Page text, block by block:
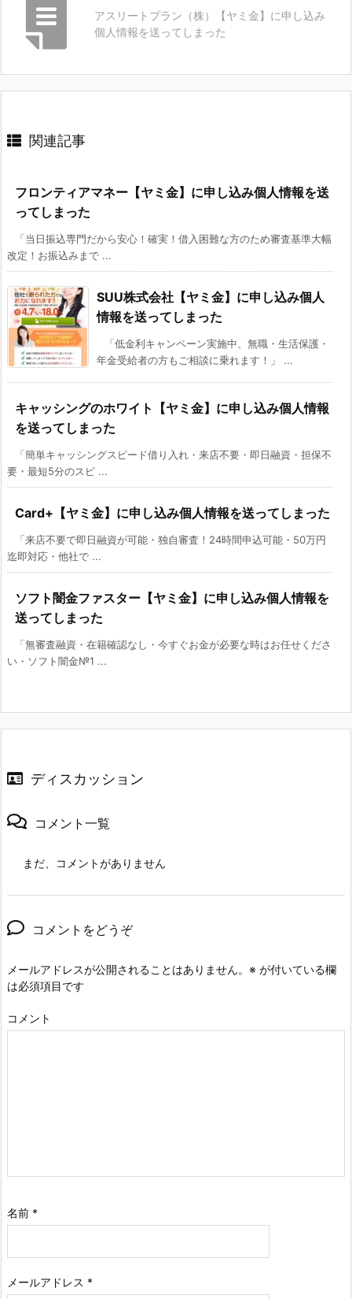
アスリートプラン（株）【ヤミ金】に申し込み
個人情報を送ってしまった
関連記事
フロンティアマネー【ヤミ金】に申し込み個人情報を送
ってしまった
「当日振込専門だから安心！確実！借入困難な方のため審査基準大幅
改定！お振込みまで ...
SUU株式会社【ヤミ金】に申し込み個人
情報を送ってしまった
「低金利キャンペーン実施中、無職・生活保護・
年金受給者の方もご相談に乗れます！」 ...
キャッシングのホワイト【ヤミ金】に申し込み個人情報
を送ってしまった
「簡単キャッシングスピード借り入れ・来店不要・即日融資・担保不
要・最短5分のスピ ...
Card+【ヤミ金】に申し込み個人情報を送ってしまった
「来店不要で即日融資が可能・独自審査！24時間申込可能・50万円
迄即対応・他社で ...
ソフト闇金ファスター【ヤミ金】に申し込み個人情報を
送ってしまった
「無審査融資・在籍確認なし・今すぐお金が必要な時はお任せくださ
い・ソフト闇金№1 ...
ディスカッション
コメント一覧
まだ、コメントがありません
コメントをどうぞ
メールアドレスが公開されることはありません。 ※ が付いている欄
は必須項目です
コメント
名前 *
メールアドレス *